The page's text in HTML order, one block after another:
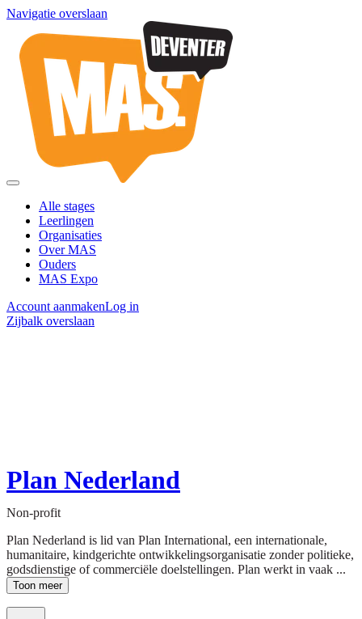
Navigatie overslaan
Alle stages
Leerlingen
Organisaties
Over MAS
Ouders
MAS Expo
Account aanmakenLog in
Zijbalk overslaan
Plan Nederland
Non-profit
Plan Nederland is lid van Plan International, een internationale,
humanitaire, kindgerichte ontwikkelingsorganisatie zonder politieke,
godsdienstige of commerciële doelstellingen. Plan werkt in vaak ...
Toon meer